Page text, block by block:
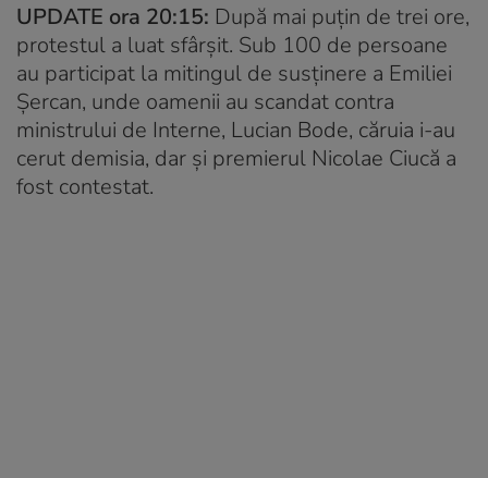
UPDATE ora 20:15: După mai puțin de trei ore,
protestul a luat sfârșit. Sub 100 de persoane
au participat la mitingul de susținere a Emiliei
Șercan, unde oamenii au scandat contra
ministrului de Interne, Lucian Bode, căruia i-au
cerut demisia, dar și premierul Nicolae Ciucă a
fost contestat.